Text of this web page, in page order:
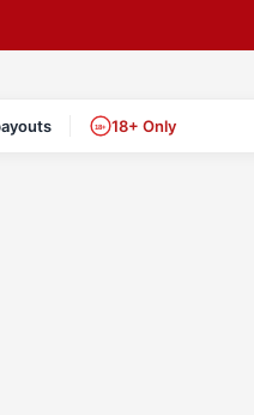
18+ 18+ Only